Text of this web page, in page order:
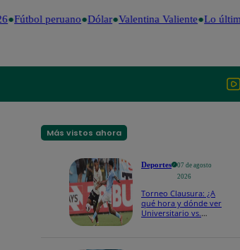
Fútbol peruano Dólar Valentina Valiente Lo último
Más vistos ahora
Deportes
07 de agosto
2026
Torneo Clausura: ¿A
qué hora y dónde ver
Universitario vs.